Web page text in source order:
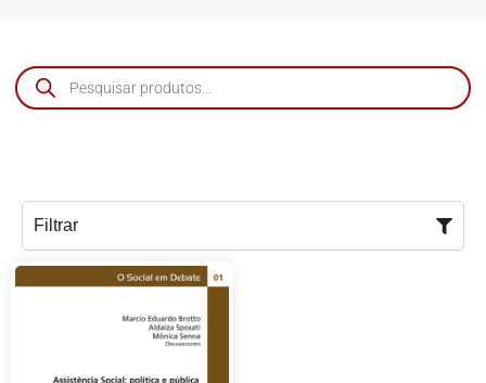
Filtrar